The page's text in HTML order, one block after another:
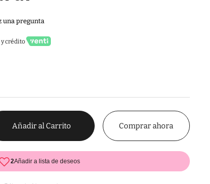
crédito
Añadir al Carrito Comprar ahora